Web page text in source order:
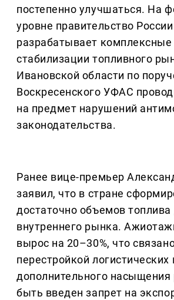
постепенно улучшаться. На
уровне правительство России
разрабатывает
стабилизации топливного
Ивановской области по
Воскресенского УФАС
на предмет нарушений
законодательства.
Ранее вице-премьер
заявил, что в стране
достаточно объемов топлива
внутреннего рынка.
вырос на 20–30%, что
перестройкой
дополнительного
быть введен запрет на